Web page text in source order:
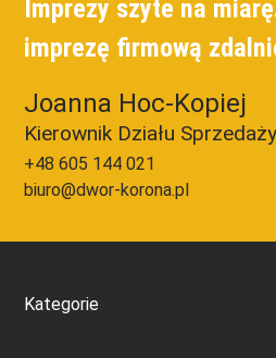
Imprezy szyte na
imprezę firmową
Joanna Hoc-Kopiej
Kierownik Działu Sprzedaży
+48 605 144 021
biuro@dwor-korona.pl
Kategorie